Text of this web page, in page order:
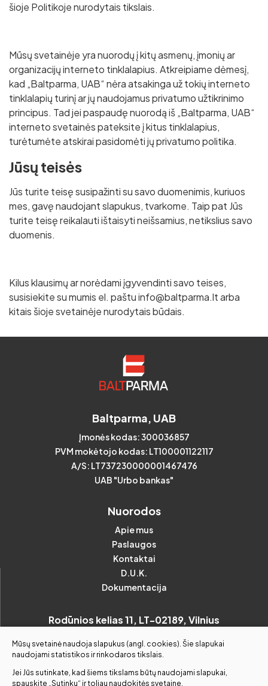
šioje Politikoje nurodytais tikslais.
Mūsų svetainėje yra nuorodų į kitų asmenų, įmonių ar
organizacijų interneto tinklalapius. Atkreipiame dėmesį,
kad „Baltparma, UAB“ nėra atsakinga už tokių interneto
tinklalapių turinį ar jų naudojamus privatumo užtikrinimo
principus. Tad jei paspaudę nuorodą iš „Baltparma, UAB“
interneto svetainės pateksite į kitus tinklalapius,
turėtumėte atskirai pasidomėti jų privatumo politika.
Jūsų teisės
Jūs turite teisę susipažinti su savo duomenimis, kuriuos
mes, gavę naudojant slapukus, tvarkome. Taip pat Jūs
turite teisę reikalauti ištaisyti neišsamius, netikslius savo
duomenis.
Kilus klausimų ar norėdami įgyvendinti savo teises,
susisiekite su mumis el. paštu info@baltparma.lt arba
kitais šioje svetainėje nurodytais būdais.
Baltparma, UAB
Įmonės kodas: 300036857
PVM mokėtojo kodas: LT100001122117
A/S: LT737230000001467476
UAB "Urbo bankas"
Nuorodos
Apie mus
Paslaugos
Kontaktai
D.U.K.
Dokumentacija
Rodūnios kelias 11, LT-02189, Vilnius
Mūsų svetainė naudoja slapukus (angl. cookies). Šie slapukai
naudojami statistikos ir rinkodaros tikslais.
Jei Jūs sutinkate, kad šiems tikslams būtų naudojami slapukai,
spauskite „Sutinku“ ir toliau naudokitės svetaine.